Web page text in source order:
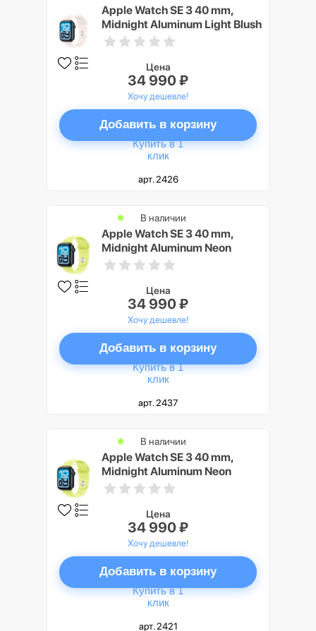
Apple Watch SE 3 40 mm,
Midnight Aluminum Light Blush
Sport Band S/M
Цена
34 990 ₽
Хочу дешевле!
Добавить в корзину
Купить в 1
клик
арт. 2426
Apple Watch SE 3 40 mm,
Midnight Aluminum Neon
Yellow Sport Band M/L
В наличии
Цена
34 990 ₽
Хочу дешевле!
Добавить в корзину
Купить в 1
клик
арт. 2437
Apple Watch SE 3 40 mm,
Midnight Aluminum Neon
Yellow Sport Band S/M
В наличии
Цена
34 990 ₽
Хочу дешевле!
Добавить в корзину
Купить в 1
клик
арт. 2421